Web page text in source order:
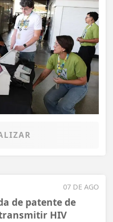
07 DE AGO
de patente de
HIV